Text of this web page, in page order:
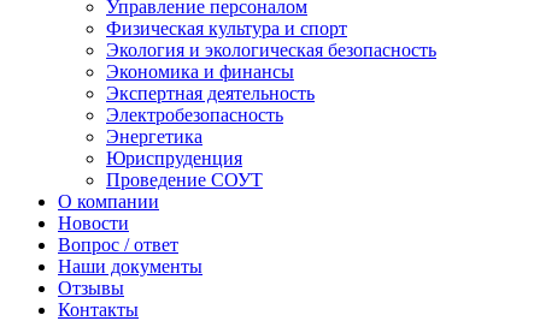
Управление персоналом
Физическая культура и спорт
Экология и экологическая безопасность
Экономика и финансы
Экспертная деятельность
Электробезопасность
Энергетика
Юриспруденция
Проведение СОУТ
О компании
Новости
Вопрос / ответ
Наши документы
Отзывы
Контакты